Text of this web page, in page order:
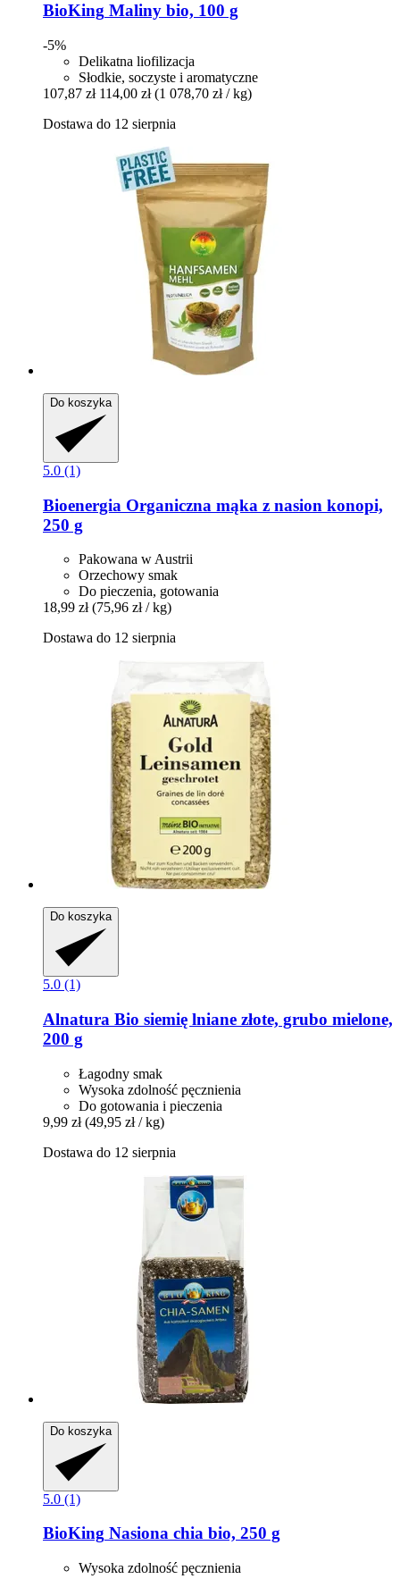
BioKing Maliny bio, 100 g
-5%
Delikatna liofilizacja
Słodkie, soczyste i aromatyczne
107,87 zł 114,00 zł (1 078,70 zł / kg)
Dostawa do 12 sierpnia
Do koszyka
5.0 (1)
Bioenergia Organiczna mąka z nasion konopi,
250 g
Pakowana w Austrii
Orzechowy smak
Do pieczenia, gotowania
18,99 zł (75,96 zł / kg)
Dostawa do 12 sierpnia
Do koszyka
5.0 (1)
Alnatura Bio siemię lniane złote, grubo mielone,
200 g
Łagodny smak
Wysoka zdolność pęcznienia
Do gotowania i pieczenia
9,99 zł (49,95 zł / kg)
Dostawa do 12 sierpnia
Do koszyka
5.0 (1)
BioKing Nasiona chia bio, 250 g
Wysoka zdolność pęcznienia